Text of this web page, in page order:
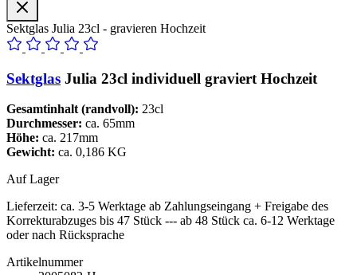
Sektglas Julia 23cl - gravieren Hochzeit
Sektglas Julia 23cl individuell graviert Hochzeit
Gesamtinhalt (randvoll): 23cl
Durchmesser: ca. 65mm
Höhe: ca. 217mm
Gewicht: ca. 0,186 KG
Auf Lager
Lieferzeit: ca. 3-5 Werktage ab Zahlungseingang + Freigabe des
Korrekturabzuges bis 47 Stück --- ab 48 Stück ca. 6-12 Werktage
oder nach Rücksprache
Artikelnummer